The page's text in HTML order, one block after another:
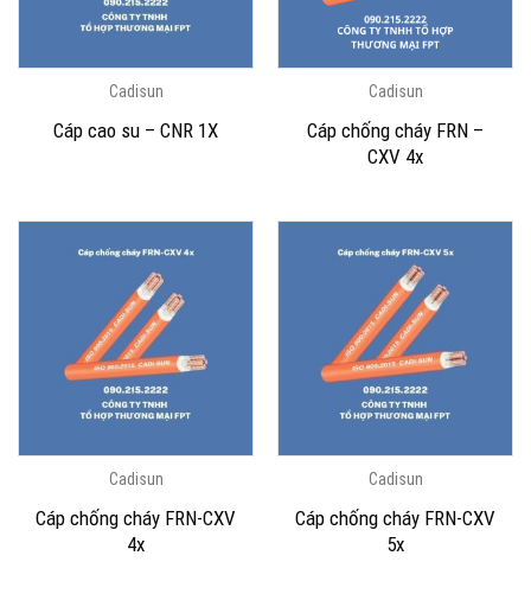
Cadisun
Cáp cao su – CNR 1X
Cadisun
Cáp chống cháy FRN –
CXV 4x
Cadisun
Cáp chống cháy FRN-CXV
4x
Cadisun
Cáp chống cháy FRN-CXV
5x